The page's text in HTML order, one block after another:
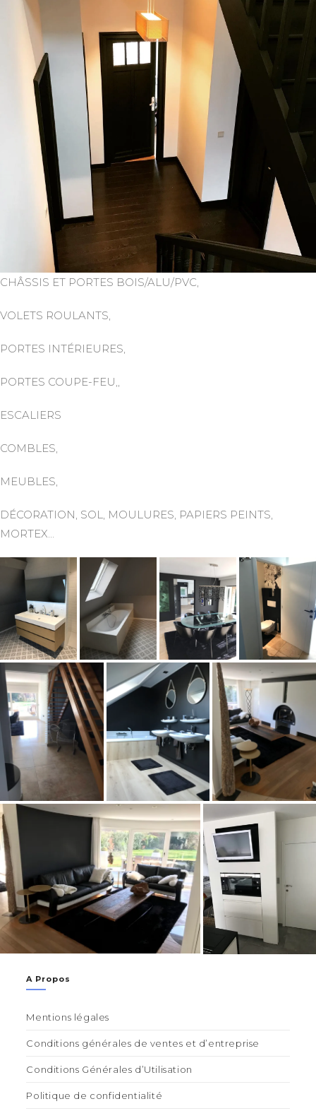
CHÂSSIS ET PORTES BOIS/ALU/PVC,
VOLETS ROULANTS,
PORTES INTÉRIEURES,
PORTES COUPE-FEU,,
ESCALIERS
COMBLES,
MEUBLES,
DÉCORATION, SOL, MOULURES, PAPIERS PEINTS,
MORTEX…
A Propos
Mentions légales
Conditions générales de ventes et d’entreprise
Conditions Générales d’Utilisation
Politique de confidentialité